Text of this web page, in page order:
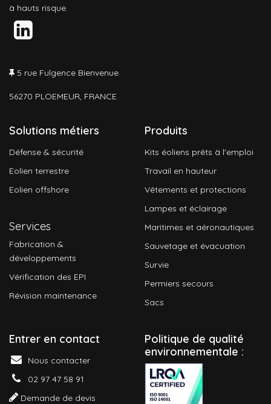
à hauts risque.
5 rue Fulgence Bienvenue
56270 PLOEMEUR, FRANCE
Solutions métiers
Défense & sécurité
Eolien terrestre
Eolien offshore
Services
Fabrication &
développements
Vérification des EPI
Révision maintenance
Produits
Kits éoliens prêts à l'emploi
Travail en hauteur
Vêtements et protections
Lampes et éclairage
Maritimes et aéronautiques
Sauvetage et évacuation
Survie
Permiers secours
Sacs
Entrer en contact
Nous contacter
02 97 47 58 91
Demande de devis
Politique de qualité
environnementale :